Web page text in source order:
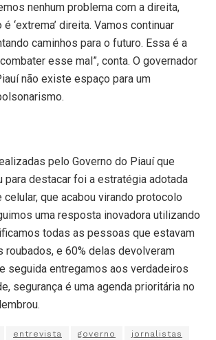
nenhum problema com a direita,
‘extrema’ direita. Vamos continuar
caminhos para o futuro. Essa é a
esse mal”, conta. O governador
não existe espaço para um
pelo Governo do Piauí que
para destacar foi a estratégia adotada
celular, que acabou virando protocolo
uma resposta inovadora utilizando
todas as pessoas que estavam
roubados, e 60% delas devolveram
seguida entregamos aos verdadeiros
segurança é uma agenda prioritária no
entrevista governo jornalistas